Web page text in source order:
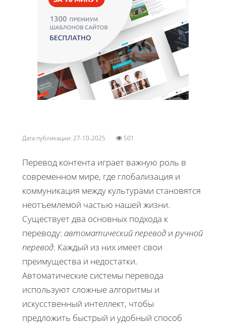
Дата публикации: 27-10-2025 501
Перевод контента играет важную роль в
современном мире, где глобализация и
коммуникация между культурами становятся
неотъемлемой частью нашей жизни.
Существует два основных подхода к
переводу: автоматический перевод и ручной
перевод. Каждый из них имеет свои
преимущества и недостатки.
Автоматические системы перевода
используют сложные алгоритмы и
искусственный интеллект, чтобы
предложить быстрый и удобный способ